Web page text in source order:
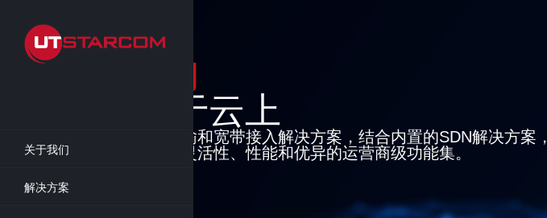
main
content
关于我们
解决方案
基础架构
建于云上
先进的分组网络传输和宽带接入解决方案，结合内置的SDN解决方案，
可提供无与伦比的灵活性、性能和优异的运营商级功能集。
了解更多